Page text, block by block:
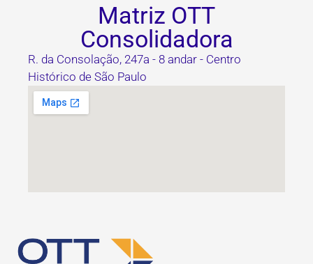
Matriz OTT
Consolidadora
R. da Consolação, 247a - 8 andar - Centro
Histórico de São Paulo